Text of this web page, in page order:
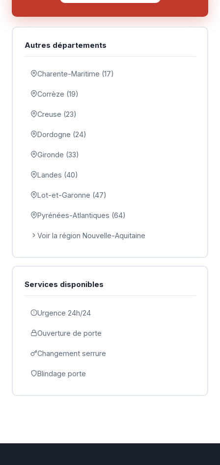
Autres départements
Charente-Maritime (17)
Corrèze (19)
Creuse (23)
Dordogne (24)
Gironde (33)
Landes (40)
Lot-et-Garonne (47)
Pyrénées-Atlantiques (64)
Voir la région Nouvelle-Aquitaine
Services disponibles
Urgence 24h/24
Ouverture de porte
Changement serrure
Blindage porte